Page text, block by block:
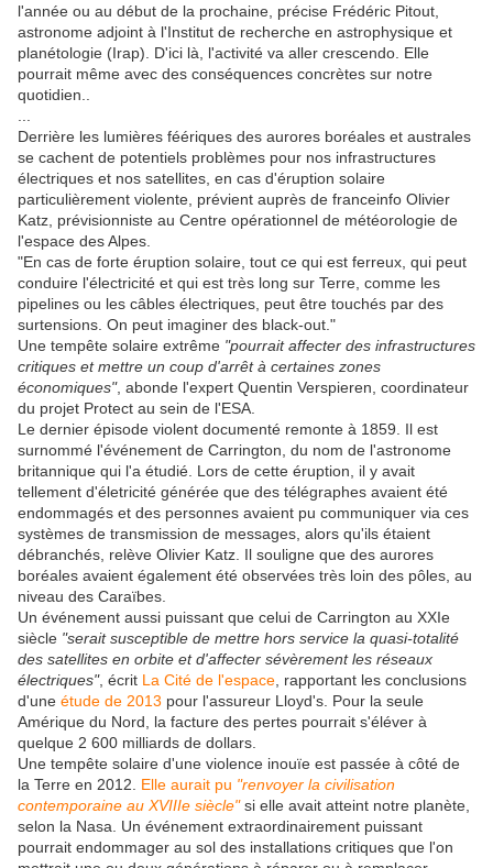
l'année ou au début de la prochaine, précise Frédéric Pitout,
astronome adjoint à l'Institut de recherche en astrophysique et
planétologie (Irap). D'ici là, l'activité va aller crescendo. Elle
pourrait même avec des conséquences concrètes sur notre
quotidien..
Derrière les lumières féériques des aurores boréales et australes
se cachent de potentiels problèmes pour nos infrastructures
électriques et nos satellites, en cas d'éruption solaire
particulièrement violente, prévient auprès de franceinfo Olivier
Katz, prévisionniste au Centre opérationnel de météorologie de
l'espace des Alpes.
"En cas de forte éruption solaire, tout ce qui est ferreux, qui peut
conduire l'électricité et qui est très long sur Terre, comme les
pipelines ou les câbles électriques, peut être touchés par des
surtensions. On peut imaginer des black-out."
Une tempête solaire extrême "pourrait affecter des infrastructures
critiques et mettre un coup d'arrêt à certaines zones
économiques", abonde l'expert Quentin Verspieren, coordinateur
du projet Protect au sein de l'ESA.
Le dernier épisode violent documenté remonte à 1859. Il est
surnommé l'événement de Carrington, du nom de l'astronome
britannique qui l'a étudié. Lors de cette éruption, il y avait
tellement d'életricité générée que des télégraphes avaient été
endommagés et des personnes avaient pu communiquer via ces
systèmes de transmission de messages, alors qu'ils étaient
débranchés, relève Olivier Katz. Il souligne que des aurores
boréales avaient également été observées très loin des pôles, au
niveau des Caraïbes.
Un événement aussi puissant que celui de Carrington au XXIe
siècle "serait susceptible de mettre hors service la quasi-totalité
des satellites en orbite et d'affecter sévèrement les réseaux
électriques", écrit La Cité de l'espace , rapportant les conclusions
d'une étude de 2013 pour l'assureur Lloyd's. Pour la seule
Amérique du Nord, la facture des pertes pourrait s'éléver à
quelque 2 600 milliards de dollars.
Une tempête solaire d'une violence inouïe est passée à côté de
la Terre en 2012. Elle aurait pu "renvoyer la civilisation
contemporaine au XVIIIe siècle"si elle avait atteint notre planète,
selon la Nasa. Un événement extraordinairement puissant
pourrait endommager au sol des installations critiques que l'on